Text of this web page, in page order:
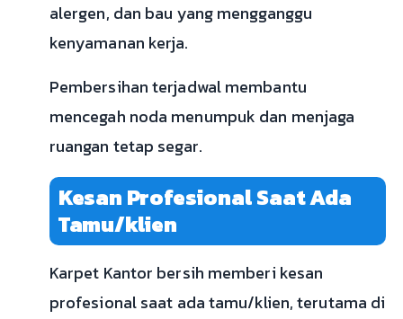
alergen, dan bau yang mengganggu
kenyamanan kerja.
Pembersihan terjadwal membantu
mencegah noda menumpuk dan menjaga
ruangan tetap segar.
Kesan Profesional Saat Ada
Tamu/klien
Karpet Kantor bersih memberi kesan
profesional saat ada tamu/klien, terutama di